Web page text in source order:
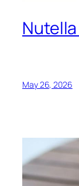
May 26, 2026